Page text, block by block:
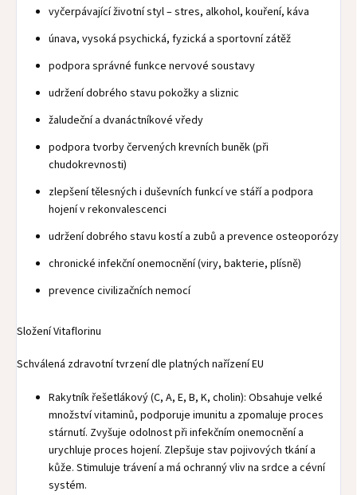
vyčerpávající životní styl – stres, alkohol, kouření, káva
únava, vysoká psychická, fyzická a sportovní zátěž
podpora správné funkce nervové soustavy
udržení dobrého stavu pokožky a sliznic
žaludeční a dvanáctníkové vředy
podpora tvorby červených krevních buněk (při
chudokrevnosti)
zlepšení tělesných i duševních funkcí ve stáří a podpora
hojení v rekonvalescenci
udržení dobrého stavu kostí a zubů a prevence osteoporózy
chronické infekční onemocnění (viry, bakterie, plísně)
prevence civilizačních nemocí
Složení Vitaflorinu
Schválená zdravotní tvrzení dle platných nařízení EU
Rakytník řešetlákový (C, A, E, B, K, cholin): Obsahuje velké
množství vitaminů, podporuje imunitu a zpomaluje proces
stárnutí. Zvyšuje odolnost při infekčním onemocnění a
urychluje proces hojení. Zlepšuje stav pojivových tkání a
kůže. Stimuluje trávení a má ochranný vliv na srdce a cévní
systém.